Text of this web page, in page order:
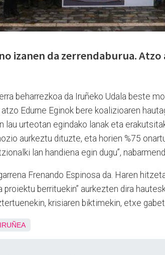
izanen da zerrendaburua.
beharrezkoa da Iruñeko Udala beste
Edurne Eginok bere koalizioaren
lau urteotan egindako lanak eta
aurkeztu dituzte, eta horien %75
lan handiena egin dugu”,
Frenando Espinosa da. Haren
proiektu berrituekin” aurkezten dira
krisiaren biktimekin, etxe
IRUÑEA